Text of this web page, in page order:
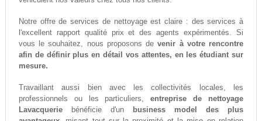
Notre offre de services de nettoyage est claire : des services à
l'excellent rapport qualité prix et des agents expérimentés. Si
vous le souhaitez, nous proposons devenir à votre rencontre
afin de définir plus en détail vos attentes, en les étudiant sur
mesure.
Travaillant aussi bien avec les collectivités locales, les
professionnels ou les particuliers,entreprise de nettoyage
Lavacqueriebénéficie d'un
business model des plus